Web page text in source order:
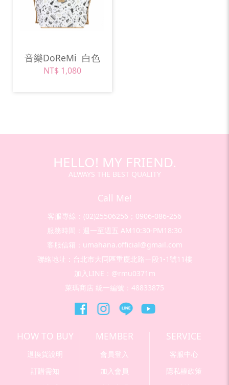
音樂DoReMi 白色
NT$ 1,080
HELLO! MY FRIEND.
ALWAYS THE BEST QUALITY
Call Me!
客服專線：(02)25506256；0906-086-256
服務時間：週一至週五 AM10:30-PM18:30
客服信箱：umahana.official@gmail.com
聯絡地址：台北市大同區重慶北路ㄧ段1-1號11樓
加入LINE：@rmu0371m
萊瑪商店 統一編號：48833875
HOW TO BUY
退換貨說明
訂購需知
MEMBER
會員登入
加入會員
SERVICE
客服中心
隱私權政策